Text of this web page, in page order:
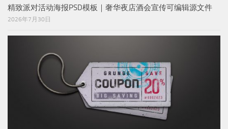
精致派对活动海报PSD模板｜奢华夜店酒会宣传可编辑源文件
2026年7月30日